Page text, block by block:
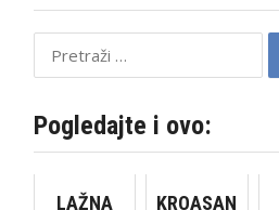
Pretraži:
Pogledajte i ovo:
LAŽNA
KROASAN